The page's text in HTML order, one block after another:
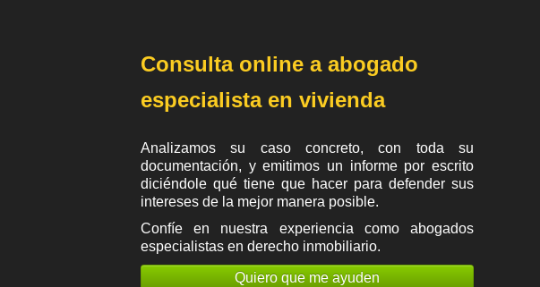
Consulta online a abogado
especialista en vivienda
Analizamos su caso concreto, con toda su
documentación, y emitimos un informe por escrito
diciéndole qué tiene que hacer para defender sus
intereses de la mejor manera posible.
Confíe en nuestra experiencia como abogados
especialistas en derecho inmobiliario.
Quiero que me ayuden